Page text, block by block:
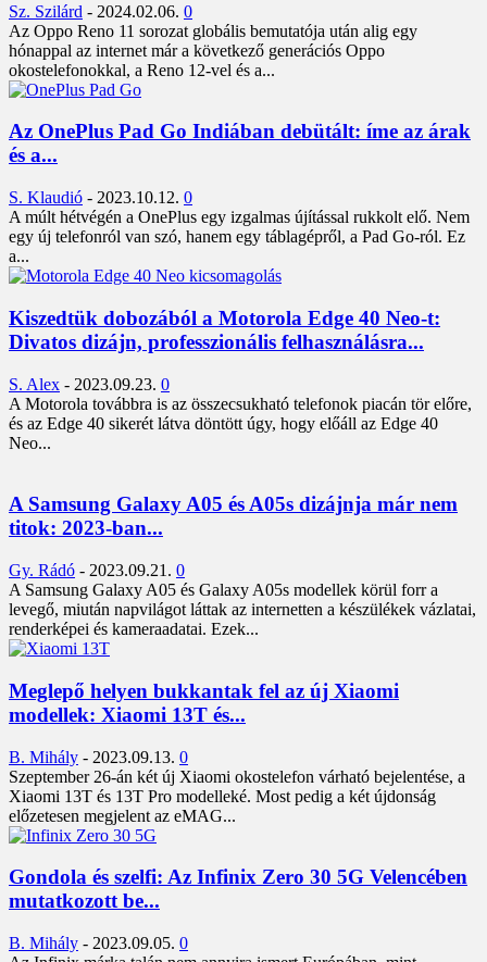
Sz. Szilárd - 2024.02.06. 0
Az Oppo Reno 11 sorozat globális bemutatója után alig egy
hónappal az internet már a következő generációs Oppo
okostelefonokkal, a Reno 12-vel és a...
Az OnePlus Pad Go Indiában debütált: íme az árak
és a...
S. Klaudió - 2023.10.12. 0
A múlt hétvégén a OnePlus egy izgalmas újítással rukkolt elő. Nem
egy új telefonról van szó, hanem egy táblagépről, a Pad Go-ról. Ez
a...
Kiszedtük dobozából a Motorola Edge 40 Neo-t:
Divatos dizájn, professzionális felhasználásra...
S. Alex - 2023.09.23. 0
A Motorola továbbra is az összecsukható telefonok piacán tör előre,
és az Edge 40 sikerét látva döntött úgy, hogy előáll az Edge 40
Neo...
A Samsung Galaxy A05 és A05s dizájnja már nem
titok: 2023-ban...
Gy. Rádó - 2023.09.21. 0
A Samsung Galaxy A05 és Galaxy A05s modellek körül forr a
levegő, miután napvilágot láttak az internetten a készülékek vázlatai,
renderképei és kameraadatai. Ezek...
Meglepő helyen bukkantak fel az új Xiaomi
modellek: Xiaomi 13T és...
B. Mihály - 2023.09.13. 0
Szeptember 26-án két új Xiaomi okostelefon várható bejelentése, a
Xiaomi 13T és 13T Pro modelleké. Most pedig a két újdonság
előzetesen megjelent az eMAG...
Gondola és szelfi: Az Infinix Zero 30 5G Velencében
mutatkozott be...
B. Mihály - 2023.09.05. 0